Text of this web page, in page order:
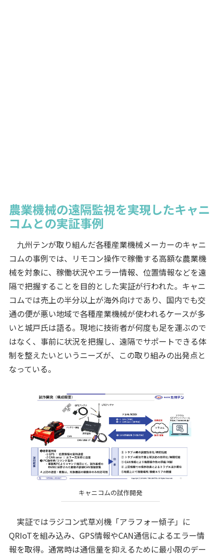
農業機械の遠隔監視を実現したキャニ
コムとの実証事例
九州テンが取り組んだ各種産業機械メーカーのキャニ
コムの事例では、リモコン操作で稼働する高額な農業機
械を対象に、稼働状況やエラー情報、位置情報などを遠
隔で把握することを目的とした実証が行われた。キャニ
コムでは売上の半分以上が海外向けであり、国内でも交
通の便が悪い地域で各種産業機械が使われるケースが多
いと城戸氏は語る。現地に技術者が何度も足を運ぶので
はなく、事前に状況を把握し、遠隔でサポートできる体
制を整えたいというニーズが、この取り組みの出発点と
なっている。
キャニコムの試作開発
実証ではラジコン式草刈機「アラフォー傾子」に
QRIoTを組み込み、GPS情報やCAN通信によるエラー情
報を取得。通常時は通信量を抑えるために最小限のデー